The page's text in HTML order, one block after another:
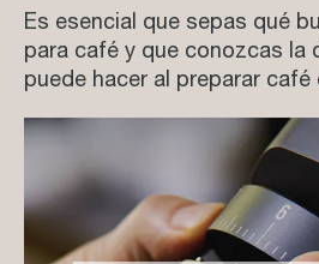
Es esencial que sepas qué
para café y que conozcas la
puede hacer al preparar café